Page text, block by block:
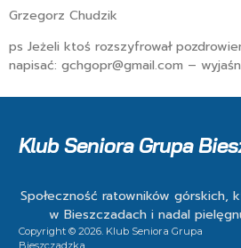
Grzegorz Chudzik
ps Jeżeli ktoś rozszyfrował
napisać: gchgopr@gmail.com –
Klub Seniora Grupa
Społeczność ratowników górskich,
w Bieszczadach i nadal
Copyright © 2026. Klub Seniora Grupa